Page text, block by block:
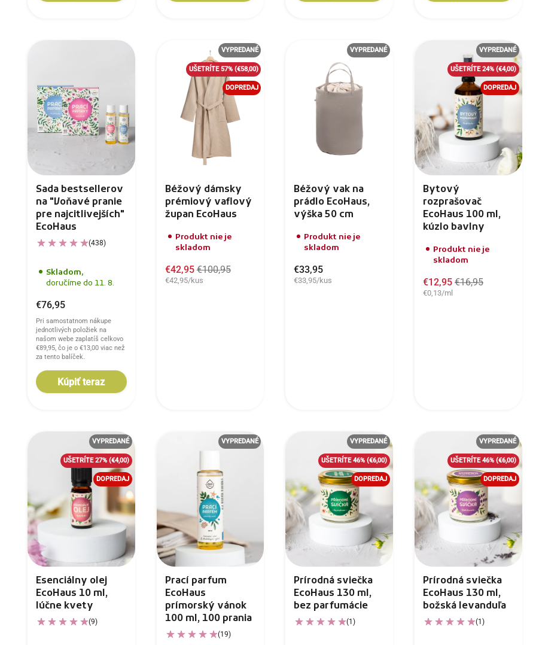
Sada bestsellerov
na "Voňavé pranie
pre najcitlivejších"
EcoHaus
(438)
Skladom,
doručíme do 11. 8.
€76,95
Pri samostatnom nákupe
jednotlivých položiek na
našom webe zaplatíš celkovo
€89,95, čo je o €13,00 viac než
za tento balíček.
Kúpiť teraz
Béžový dámsky
prémiový vaflový
župan EcoHaus
Produkt nie je
skladom
€42,95€100,95
€42,95/kus
VYPREDANÉ
UŠETRÍTE 57% (€58,00)
DOPREDAJ
Béžový vak na
prádlo EcoHaus,
výška 50 cm
Produkt nie je
skladom
€33,95
€33,95/kus
VYPREDANÉ
Bytový
rozprašovač
EcoHaus 100 ml,
kúzlo bavlny
Produkt nie je
skladom
€12,95 €16,95
€0,13/ml
VYPREDANÉ
UŠETRÍTE 24% (€4,00)
DOPREDAJ
Esenciálny olej
EcoHaus 10 ml,
lúčne kvety
(9)
VYPREDANÉ
UŠETRÍTE 27% (€4,00)
DOPREDAJ
Prací parfum
EcoHaus
prímorský vánok
100 ml, 100 prania
(19)
VYPREDANÉ
Prírodná sviečka
EcoHaus 130 ml,
bez parfumácie
(1)
VYPREDANÉ
UŠETRÍTE 46%(€6,00)
DOPREDAJ
Prírodná sviečka
EcoHaus 130 ml,
božská levanduľa
(1)
VYPREDANÉ
UŠETRÍTE 46% (€6,00)
DOPREDAJ